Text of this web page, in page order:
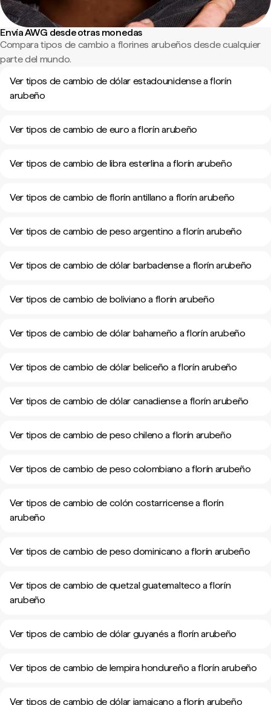
Envía AWG desde otras monedas
Compara tipos de cambio a florines arubeños desde cualquier
parte del mundo.
Ver tipos de cambio de dólar estadounidense a florín
arubeño
Ver tipos de cambio de euro a florín arubeño
Ver tipos de cambio de libra esterlina a florín arubeño
Ver tipos de cambio de florín antillano a florín arubeño
Ver tipos de cambio de peso argentino a florín arubeño
Ver tipos de cambio de dólar barbadense a florín arubeño
Ver tipos de cambio de boliviano a florín arubeño
Ver tipos de cambio de dólar bahameño a florín arubeño
Ver tipos de cambio de dólar beliceño a florín arubeño
Ver tipos de cambio de dólar canadiense a florín arubeño
Ver tipos de cambio de peso chileno a florín arubeño
Ver tipos de cambio de peso colombiano a florín arubeño
Ver tipos de cambio de colón costarricense a florín
arubeño
Ver tipos de cambio de peso dominicano a florín arubeño
Ver tipos de cambio de quetzal guatemalteco a florín
arubeño
Ver tipos de cambio de dólar guyanés a florín arubeño
Ver tipos de cambio de lempira hondureño a florín arubeño
Ver tipos de cambio de dólar jamaicano a florín arubeño